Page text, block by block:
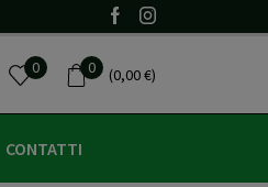
Un regalo con un ordine minimo di 60€
0 0 (0,00€)
CONTATTI